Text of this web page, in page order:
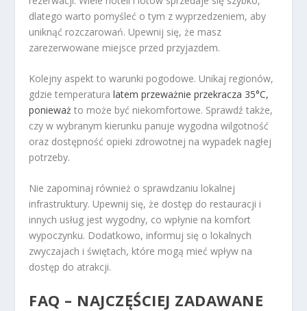
dlatego warto pomyśleć o tym z wyprzedzeniem, aby
uniknąć rozczarowań. Upewnij się, że masz
zarezerwowane miejsce przed przyjazdem.
Kolejny aspekt to warunki pogodowe. Unikaj regionów,
gdzie temperaturalatem przeważnie przekracza 35°C,
ponieważ to może być niekomfortowe. Sprawdź także,
czy w wybranym kierunku panuje wygodna wilgotność
oraz dostępność opieki zdrowotnej na wypadek nagłej
potrzeby.
Nie zapominaj również o sprawdzaniu lokalnej
infrastruktury. Upewnij się, że dostęp do restauracji i
innych usług jest wygodny, co wpłynie na komfort
wypoczynku. Dodatkowo, informuj się o lokalnych
zwyczajach i świętach, które mogą mieć wpływ na
dostęp do atrakcji.
FAQ – NAJCZĘŚCIEJ ZADAWANE